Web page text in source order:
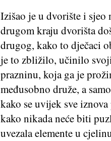
Izišao je u dvorište i sjeo
drugom kraju dvorišta
drugog, kako to dječaci
je to zbližilo, učinilo
prazninu, koja ga je
međusobno druže, a
kako se uvijek sve
kako nikada neće biti
uvezala elemente u